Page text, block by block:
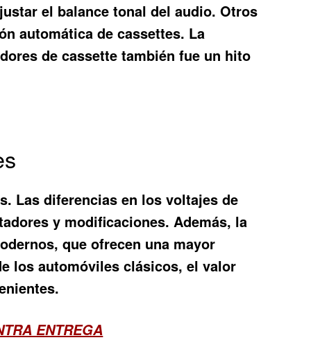
el balance tonal del audio. Otros
automática de cassettes. La
de cassette también fue un hito
Las diferencias en los voltajes de
y modificaciones. Además, la
que ofrecen una mayor
los automóviles clásicos, el valor
ENTREGA